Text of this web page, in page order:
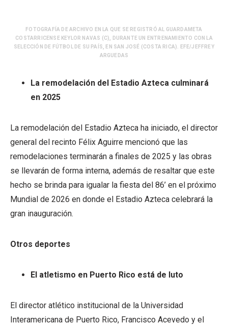
FOTOGRAFÍA DE ARCHIVO EN LA QUE SE REGISTRÓ AL GUARDAMETA
COSTARRICENSE KEYLOR NAVAS (C), DURANTE UN ENTRENAMIENTO CON LA
SELECCIÓN DE FÚTBOL DE SU PAÍS, EN SAN JOSÉ (COSTA RICA). EFE/JEFFREY
ARGUEDAS
La remodelación del Estadio Azteca culminará
en 2025
La remodelación del Estadio Azteca ha iniciado, el director
general del recinto Félix Aguirre mencionó que las
remodelaciones terminarán a finales de 2025 y las obras
se llevarán de forma interna, además de resaltar que este
hecho se brinda para igualar la fiesta del 86’ en el próximo
Mundial de 2026 en donde el Estadio Azteca celebrará la
gran inauguración.
Otros deportes
El atletismo en Puerto Rico está de luto
El director atlético institucional de la Universidad
Interamericana de Puerto Rico, Francisco Acevedo y el